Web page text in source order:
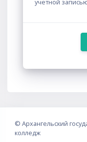
учетной
© Архангельский
колледж